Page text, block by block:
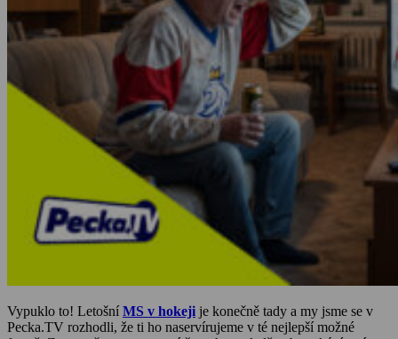
Vypuklo to! Letošní MS v hokeji je konečně tady a my jsme se v
Pecka.TV rozhodli, že ti ho naservírujeme v té nejlepší možné